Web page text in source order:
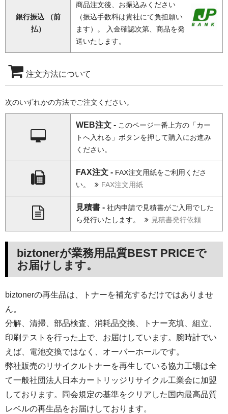
銀行振込 （前
払）
商品注文後、お振込みください
（振込手数料は貴社にて負担願い
ます）。 入金確認次第、商品を発
送いたします。
注文方法について
次のいずれかの方法でご注文ください。
WEB注文 - このページ一番上方の「カー
トへ入れる」ボタンを押して購入にお進み
ください。
FAX注文 - FAX注文用紙をご利用くださ
い。
FAX注文用紙
見積書 - 社内申請で見積書がご入用でした
ら発行いたします。
見積書発行依頼
biztonerが業務用品質BEST PRICEで
お届けします。
biztonerの再生品は、トナーを補充するだけではありませ
ん。
分解、清掃、部品検査、消耗品交換、トナー充填、組立、
印刷テストを行った上で、お届けしています。腕時計でい
えば、電池交換ではなく、オーバーホールです。
弊社販売のリサイクルトナーを再生している協力工場は全
て一般社団法人日本カートリッジリサイクル工業会に加盟
しております。同会規定の基準をクリアした国内最高品質
レベルの再生品をお届けしております。